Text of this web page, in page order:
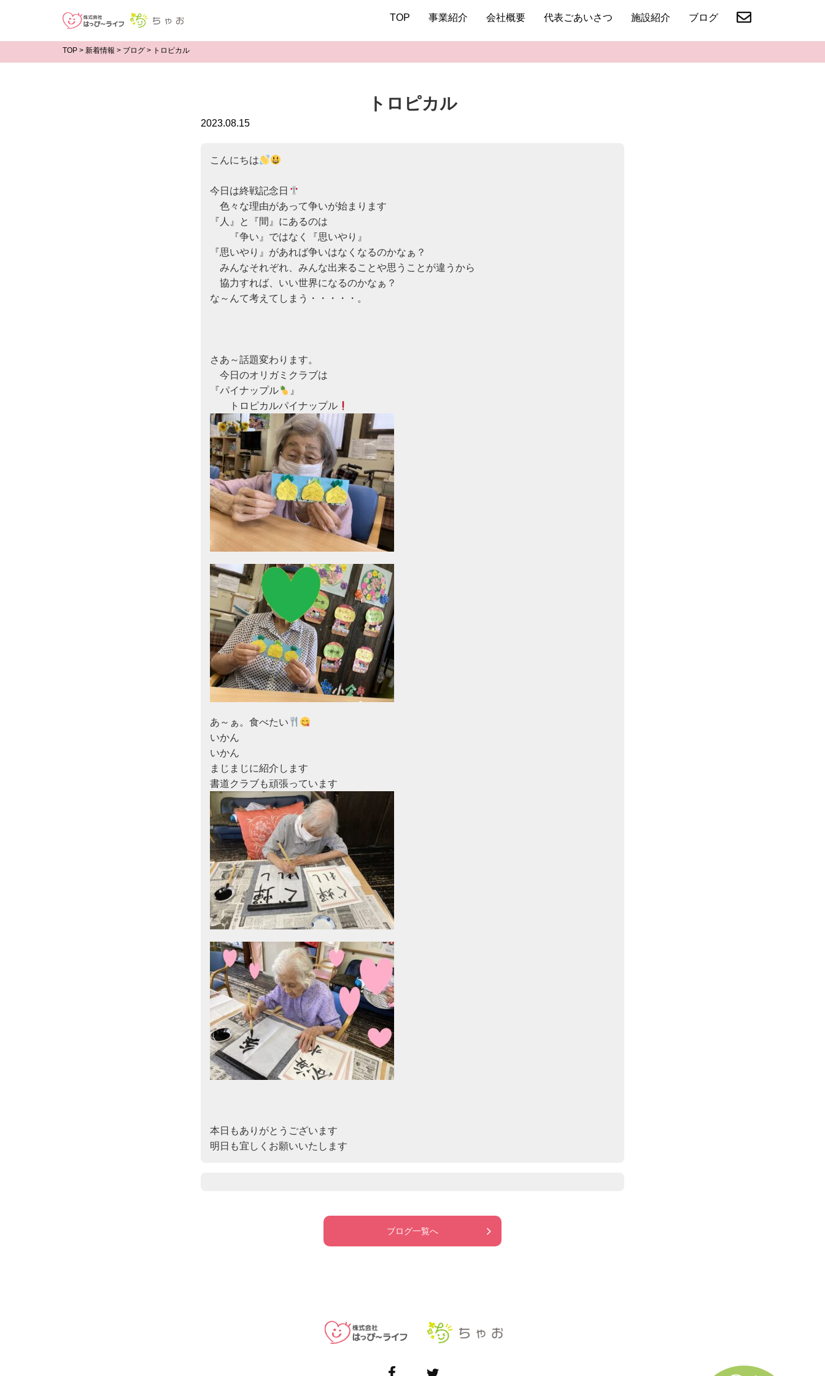
TOP 事業紹介 会社概要 代表ごあいさつ 施設紹介 ブログ
TOP > 新着情報 > ブログ > トロピカル
トロピカル
2023.08.15
こんにちは
今日は終戦記念日
色々な理由があって争いが始まります
『人』と『間』にあるのは
『争い』ではなく『思いやり』
『思いやり』があれば争いはなくなるのかなぁ？
みんなそれぞれ、みんな出来ることや思うことが違うから
協力すれば、いい世界になるのかなぁ？
な～んて考えてしまう・・・・・。
さあ～話題変わります。
今日のオリガミクラブは
『パイナップル
』
トロピカルパイナップル
あ～ぁ。食べたい
いかん
いかん
まじまじに紹介します
本日もありがとうございます
明日も宜しくお願いいたします
ブログ一覧へ